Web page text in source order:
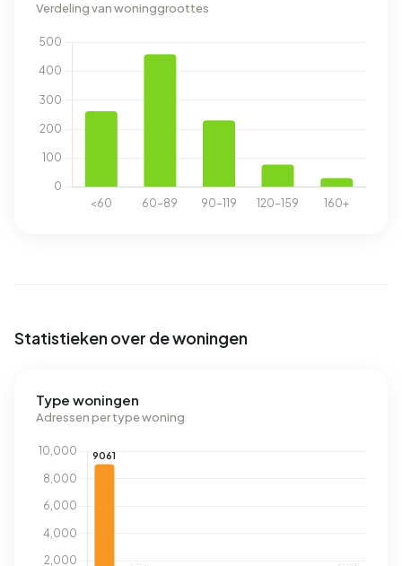
Verdeling van woninggroottes
Statistieken over de woningen
Type woningen
Adressen per type woning